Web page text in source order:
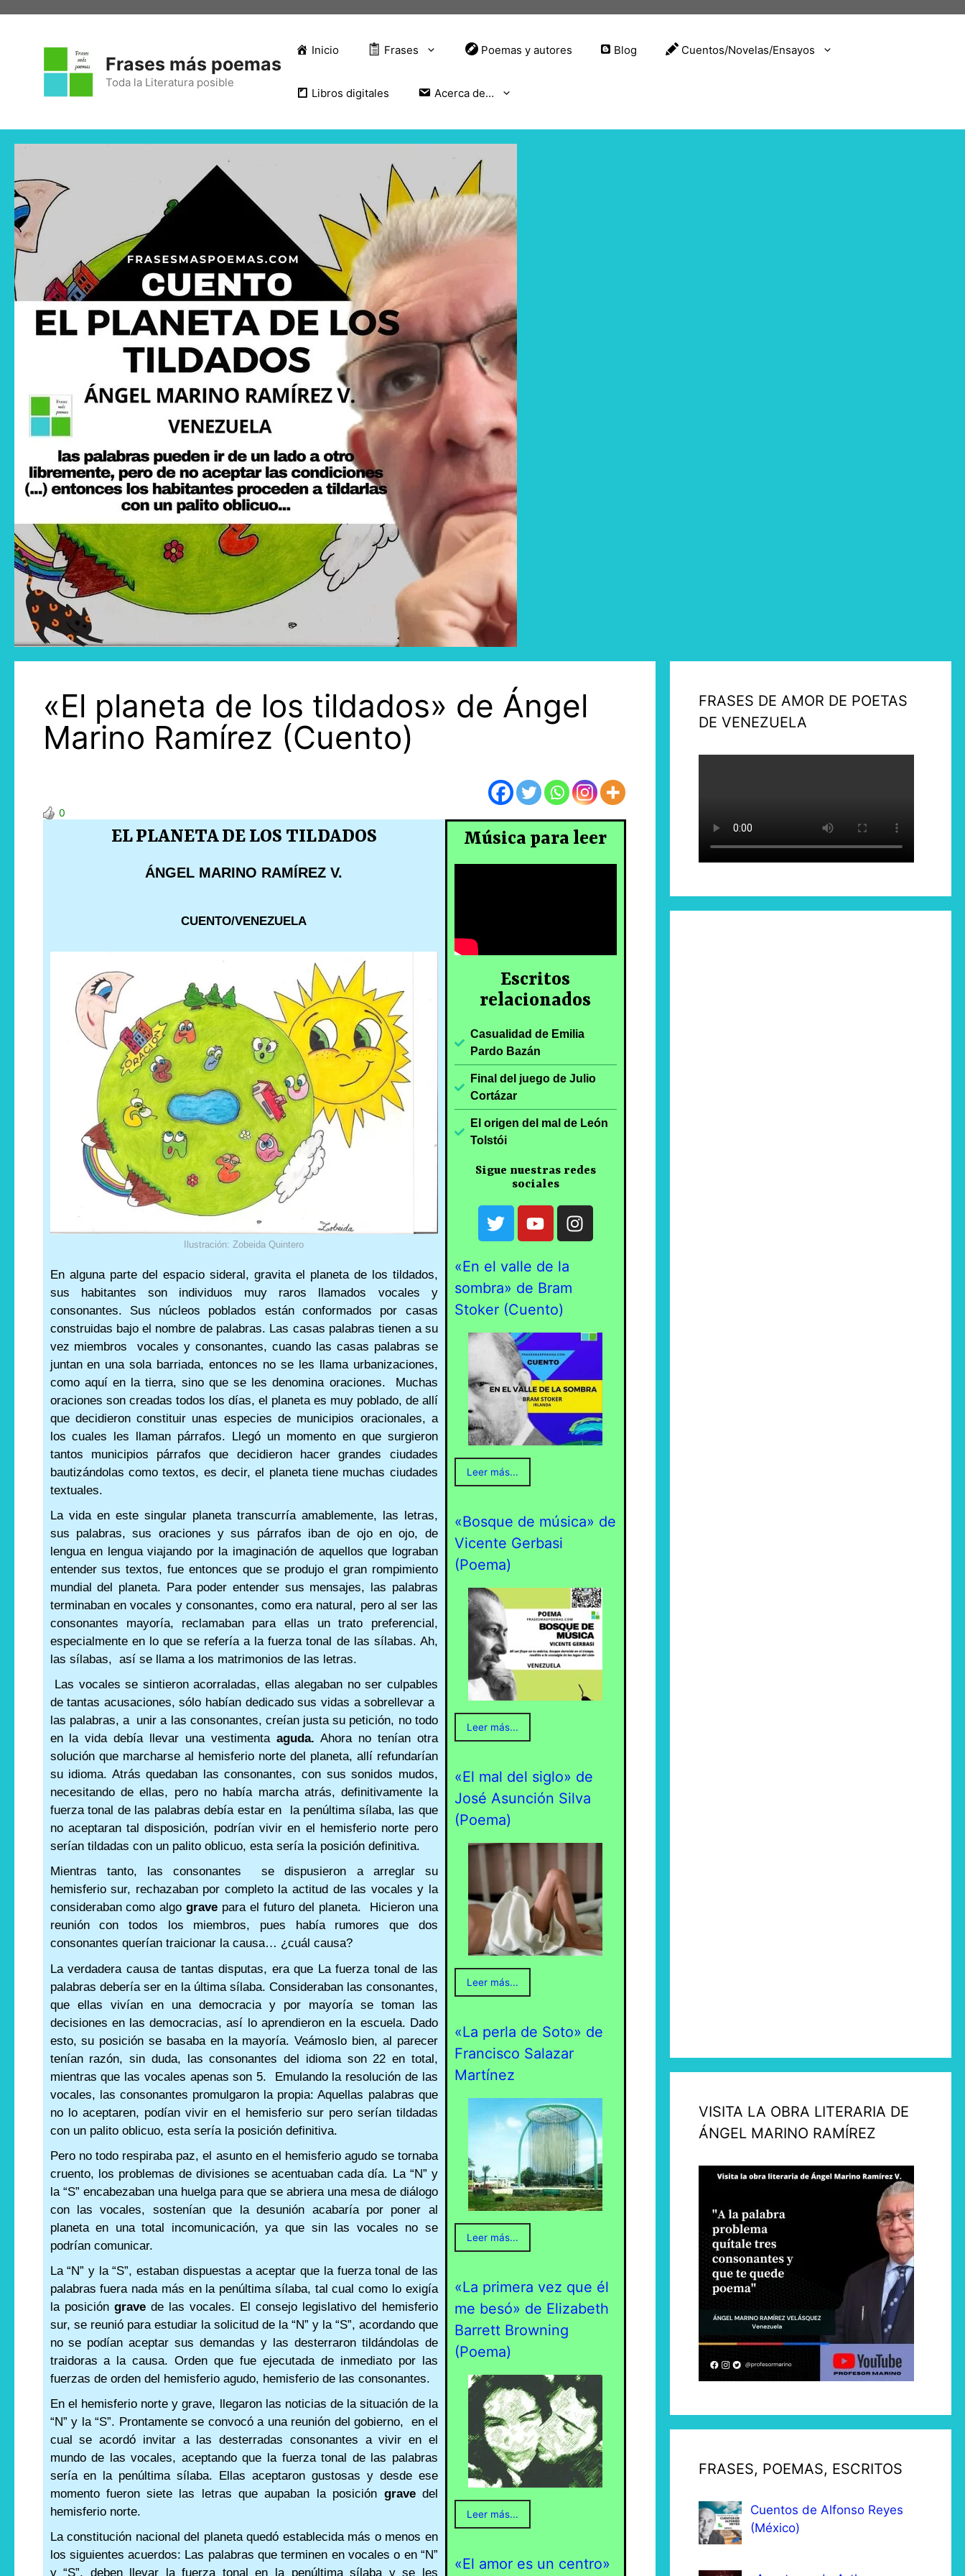
Frases más poemas
Toda la Literatura posible
Inicio Frases Poemas y autores Blog Cuentos/Novelas/Ensayos
Libros digitales Acerca de…
«El planeta de los tildados» de Ángel
Marino Ramírez (Cuento)
0
EL PLANETA DE LOS TILDADOS
ÁNGEL MARINO RAMÍREZ V.
CUENTO/VENEZUELA
Ilustración: Zobeida Quintero
En alguna parte del espacio sideral, gravita el planeta de los tildados,
sus habitantes son individuos muy raros llamados vocales y
consonantes. Sus núcleos poblados están conformados por casas
construidas bajo el nombre de palabras. Las casas palabras tienen a su
vez miembros vocales y consonantes, cuando las casas palabras se
juntan en una sola barriada, entonces no se les llama urbanizaciones,
como aquí en la tierra, sino que se les denomina oraciones. Muchas
oraciones son creadas todos los días, el planeta es muy poblado, de allí
que decidieron constituir unas especies de municipios oracionales, a
los cuales les llaman párrafos. Llegó un momento en que surgieron
tantos municipios párrafos que decidieron hacer grandes ciudades
bautizándolas como textos, es decir, el planeta tiene muchas ciudades
textuales.
La vida en este singular planeta transcurría amablemente, las letras,
sus palabras, sus oraciones y sus párrafos iban de ojo en ojo, de
lengua en lengua viajando por la imaginación de aquellos que lograban
entender sus textos, fue entonces que se produjo el gran rompimiento
mundial del planeta. Para poder entender sus mensajes, las palabras
terminaban en vocales y consonantes, como era natural, pero al ser las
consonantes mayoría, reclamaban para ellas un trato preferencial,
especialmente en lo que se refería a la fuerza tonal de las sílabas. Ah,
las sílabas, así se llama a los matrimonios de las letras.
Las vocales se sintieron acorraladas, ellas alegaban no ser culpables
de tantas acusaciones, sólo habían dedicado sus vidas a sobrellevar a
las palabras, a unir a las consonantes, creían justa su petición, no todo
en la vida debía llevar una vestimentaaguda. Ahora no tenían otra
solución que marcharse al hemisferio norte del planeta, allí refundarían
su idioma. Atrás quedaban las consonantes, con sus sonidos mudos,
necesitando de ellas, pero no había marcha atrás, definitivamente la
fuerza tonal de las palabras debía estar en la penúltima sílaba, las que
no aceptaran tal disposición, podrían vivir en el hemisferio norte pero
serían tildadas con un palito oblicuo, esta sería la posición definitiva.
Mientras tanto, las consonantes se dispusieron a arreglar su
hemisferio sur, rechazaban por completo la actitud de las vocales y la
consideraban como algograve para el futuro del planeta. Hicieron una
reunión con todos los miembros, pues había rumores que dos
consonantes querían traicionar la causa… ¿cuál causa?
La verdadera causa de tantas disputas, era que La fuerza tonal de las
palabras debería ser en la última sílaba. Consideraban las consonantes,
que ellas vivían en una democracia y por mayoría se toman las
decisiones en las democracias, así lo aprendieron en la escuela. Dado
esto, su posición se basaba en la mayoría. Veámoslo bien, al parecer
tenían razón, sin duda, las consonantes del idioma son 22 en total,
mientras que las vocales apenas son 5. Emulando la resolución de las
vocales, las consonantes promulgaron la propia: Aquellas palabras que
no lo aceptaren, podían vivir en el hemisferio sur pero serían tildadas
con un palito oblicuo, esta sería la posición definitiva.
Pero no todo respiraba paz, el asunto en el hemisferio agudo se tornaba
cruento, los problemas de divisiones se acentuaban cada día. La “N” y
la “S” encabezaban una huelga para que se abriera una mesa de diálogo
con las vocales, sostenían que la desunión acabaría por poner al
planeta en una total incomunicación, ya que sin las vocales no se
podrían comunicar.
La “N” y la “S”, estaban dispuestas a aceptar que la fuerza tonal de las
palabras fuera nada más en la penúltima sílaba, tal cual como lo exigía
la posición gravede las vocales. El consejo legislativo del hemisferio
sur, se reunió para estudiar la solicitud de la “N” y la “S”, acordando que
no se podían aceptar sus demandas y las desterraron tildándolas de
traidoras a la causa. Orden que fue ejecutada de inmediato por las
fuerzas de orden del hemisferio agudo, hemisferio de las consonantes.
En el hemisferio norte y grave, llegaron las noticias de la situación de la
“N” y la “S”. Prontamente se convocó a una reunión del gobierno, en el
cual se acordó invitar a las desterradas consonantes a vivir en el
mundo de las vocales, aceptando que la fuerza tonal de las palabras
sería en la penúltima sílaba. Ellas aceptaron gustosas y desde ese
momento fueron siete las letras que aupaban la posición gravedel
hemisferio norte.
La constitución nacional del planeta quedó establecida más o menos en
los siguientes acuerdos: Las palabras que terminen en vocales o en “N”
y “S”, deben llevar la fuerza tonal en la penúltima sílaba y se les
Música para leer
Escritos
relacionados
Casualidad de Emilia
Pardo Bazán
Final del juego de Julio
Cortázar
El origen del mal de León
Tolstói
Sigue nuestras redes
sociales
«En el valle de la
sombra» de Bram
Stoker (Cuento)
Leer más...
«Bosque de música» de
Vicente Gerbasi
(Poema)
Leer más...
«El mal del siglo» de
José Asunción Silva
(Poema)
Leer más...
«La perla de Soto» de
Francisco Salazar
Martínez
Leer más...
«La primera vez que él
me besó» de Elizabeth
Barrett Browning
(Poema)
Leer más...
«El amor es un centro»
FRASES DE AMOR DE POETAS
DE VENEZUELA
VISITA LA OBRA LITERARIA DE
ÁNGEL MARINO RAMÍREZ
FRASES, POEMAS, ESCRITOS
Cuentos de Alfonso Reyes
(México)